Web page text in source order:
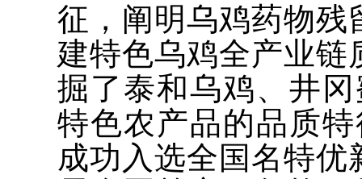
征，阐明乌鸡药物残
建特色乌鸡全产业链
掘了泰和乌鸡、井
特色农产品的品质
成功入选全国名特